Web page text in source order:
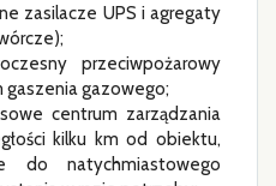
zasilacze UPS i agregaty
przeciwpożarowy
gaszenia gazowego;
centrum zarządzania
kilku km od obiektu,
do natychmiastowego